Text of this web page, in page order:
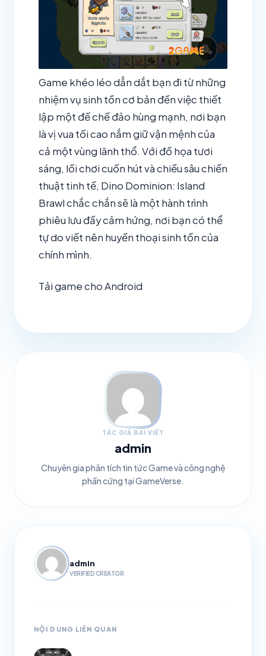
Game khéo léo dẫn dắt bạn đi từ những
nhiệm vụ sinh tồn cơ bản đến việc thiết
lập một đế chế đảo hùng mạnh, nơi bạn
là vị vua tối cao nắm giữ vận mệnh của
cả một vùng lãnh thổ. Với đồ họa tươi
sáng, lối chơi cuốn hút và chiều sâu chiến
thuật tinh tế, Dino Dominion: Island
Brawl chắc chắn sẽ là một hành trình
phiêu lưu đầy cảm hứng, nơi bạn có thể
tự do viết nên huyền thoại sinh tồn của
chính mình.
Tải game cho Android
TÁC GIẢ BÀI VIẾT
admin
Chuyên gia phân tích tin tức Game và công nghệ
phần cứng tại GameVerse.
admin
VERIFIED CREATOR
NỘI DUNG LIÊN QUAN